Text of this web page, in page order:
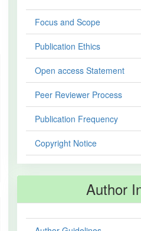
Focus and Scope
Publication Ethics
Open access Statement
Peer Reviewer Process
Publication Frequency
Copyright Notice
Author